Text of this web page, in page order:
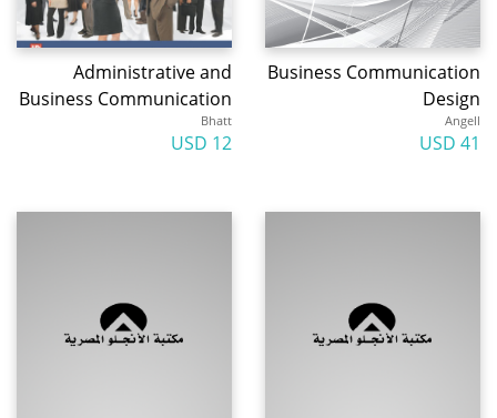
Business Communication
Design
Angell
41 USD
Administrative and
Business Communication
Bhatt
12 USD